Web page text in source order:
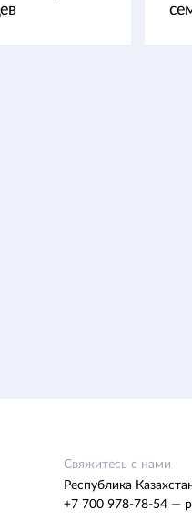
Свяжитесь с нами
Республика
+7 700 978-78-54 —